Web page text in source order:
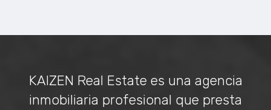
KAIZEN Real Estate es una agencia
inmobiliaria profesional que presta